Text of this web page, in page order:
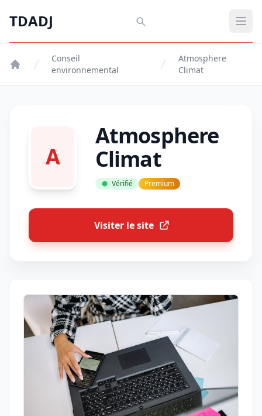
TDADJ
TDADJ
Conseil
environnemental
Atmosphere
Climat
A
Atmosphere
Climat
Vérifié Premium
Visiter le site